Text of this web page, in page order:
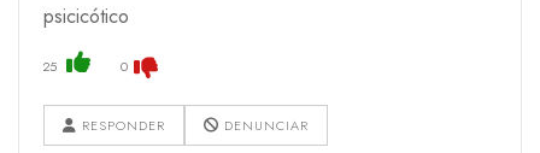
psicicótico
25 0
RESPONDER DENUNCIAR